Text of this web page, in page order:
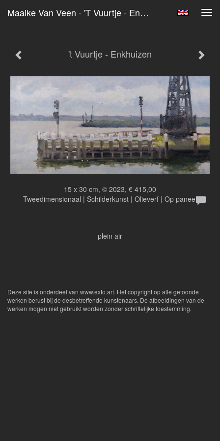
Maaike Van Veen - 't Vuurtje - Enkhuizen
't Vuurtje - Enkhuizen
15 x 30 cm, © 2023, € 415,00
Tweedimensionaal | Schilderkunst | Olieverf | Op paneel
plein air
Deze site is onderdeel van www.exto.art. Het copyright op alle getoonde
werken berust bij de desbetreffende kunstenaars. De afbeeldingen van de
werken mogen niet gebruikt worden zonder schriftelijke toestemming.